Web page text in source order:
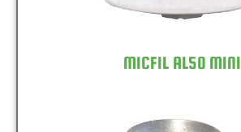
MICFIL AL50 MINI